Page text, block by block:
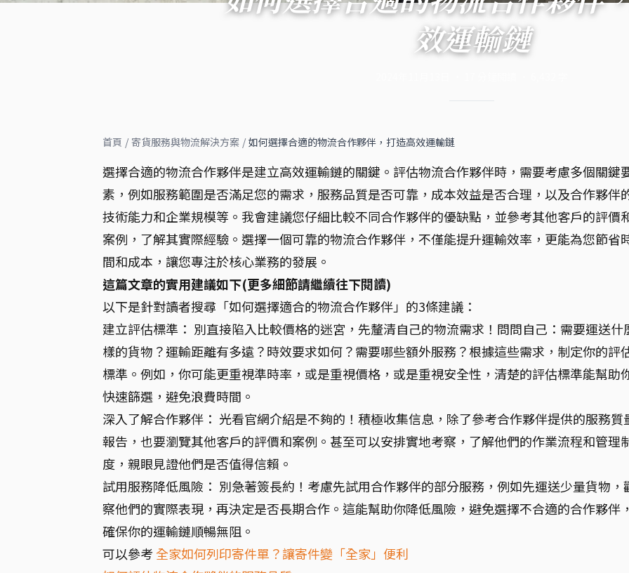
效運輸鏈
首頁 / 寄貨服務與物流解決方案 / 如何選擇合適的物流合作夥伴，打造高效運輸鏈
選擇合適的物流合作夥伴是建立高效運輸鏈的關鍵。評估物流合作夥伴時，需要考慮多個關鍵
素，例如服務範圍是否滿足您的需求，服務品質是否可靠，成本效益是否合理，以及合作夥伴
技術能力和企業規模等。我會建議您仔細比較不同合作夥伴的優缺點，並參考其他客戶的評價
案例，了解其實際經驗。選擇一個可靠的物流合作夥伴，不僅能提升運輸效率，更能為您節省
間和成本，讓您專注於核心業務的發展。
這篇文章的實用建議如下(更多細節請繼續往下閱讀)
以下是針對讀者搜尋「如何選擇適合的物流合作夥伴」的3條建議：
建立評估標準： 別直接陷入比較價格的迷宮，先釐清自己的物流需求！問問自己：需要運送什
樣的貨物？運輸距離有多遠？時效要求如何？需要哪些額外服務？根據這些需求，制定你的評
標準。例如，你可能更重視準時率，或是重視價格，或是重視安全性，清楚的評估標準能幫助
快速篩選，避免浪費時間。
深入了解合作夥伴： 光看官網介紹是不夠的！積極收集信息，除了參考合作夥伴提供的服務質
報告，也要瀏覽其他客戶的評價和案例。甚至可以安排實地考察，了解他們的作業流程和管理
度，親眼見證他們是否值得信賴。
試用服務降低風險： 別急著簽長約！考慮先試用合作夥伴的部分服務，例如先運送少量貨物，
察他們的實際表現，再決定是否長期合作。這能幫助你降低風險，避免選擇不合適的合作夥伴，
確保你的運輸鏈順暢無阻。
可以參考 全家如何列印寄件單？讓寄件變「全家」便利